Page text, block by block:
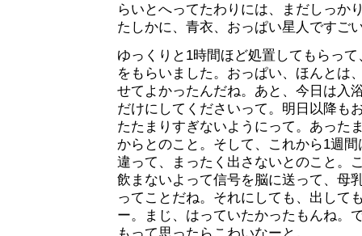
らいとへってたわりには、まだしっか
たしかに、青衣、おっぱい星人ですご
ゆっくりと1時間ほど処置してもらっ
をもらいました。おっぱい、ほんとは
せてよかったんだね。あと、今日は入
だけにしてくださいって。明日以降も
たたまりすぎないようにって。あった
からとのこと。そして、これから1週
違って、まったく出さないとのこと。
飲まないよって信号を脳に送って、母
ってことだね。それにしても、出して
ー。まじ、はっていたかったもんね。